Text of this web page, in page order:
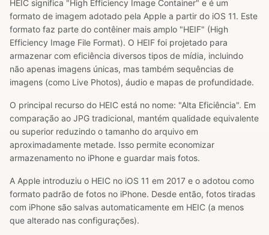
HEIC significa "High Efficiency Image Container" e é um
formato de imagem adotado pela Apple a partir do iOS 11. Este
formato faz parte do contêiner mais amplo "HEIF" (High
Efficiency Image File Format). O HEIF foi projetado para
armazenar com eficiência diversos tipos de mídia, incluindo
não apenas imagens únicas, mas também sequências de
imagens (como Live Photos), áudio e mapas de profundidade.
O principal recurso do HEIC está no nome: "Alta Eficiência". Em
comparação ao JPG tradicional, mantém qualidade equivalente
ou superior reduzindo o tamanho do arquivo em
aproximadamente metade. Isso permite economizar
armazenamento no iPhone e guardar mais fotos.
A Apple introduziu o HEIC no iOS 11 em 2017 e o adotou como
formato padrão de fotos no iPhone. Desde então, fotos tiradas
com iPhone são salvas automaticamente em HEIC (a menos
que alterado nas configurações).